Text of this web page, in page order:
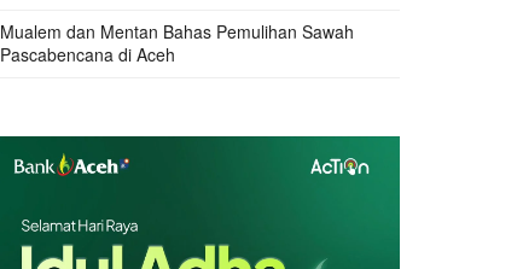
Mualem dan Mentan Bahas Pemulihan Sawah
Pascabencana di Aceh